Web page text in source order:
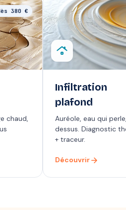
380 €
chaud,
roofing
Infiltration
plafond
Auréole, eau qui
dessus. Diagnostic
+ traceur.
Découvrirarrow_forward